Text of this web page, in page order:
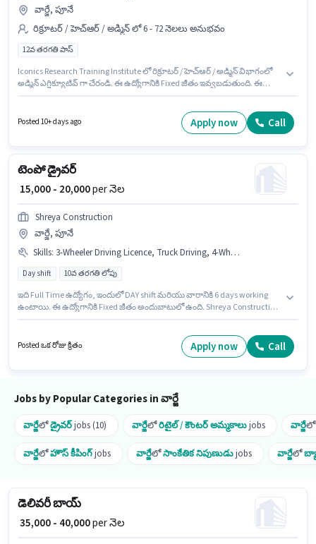
వార్జే, పూనే
రిక్రూటర్ / హెచ్ఆర్ / అడ్మిన్ లో 6 - 72 నెలలు అనుభవం
12వ తరగతి పాస్
Iconics Research Training Institute లో రిక్రూటర్ / హెచ్ఆర్ / అడ్మిన్ విభాగంలో
అడ్మిన్ ఎగ్జిక్యూటివ్ గా చేరండి. ఈ ఉద్యోగానికి Fixed జీతం ఇవ్వబడుతుంది. ఈ
ఉన్న వారికి కోసం, నెల జీతం ₹20000 ఉంటుంది.
Posted 10+ days ago Apply now Call
టెంపో డ్రైవర్
₹ 15,000 - 20,000per నెల
Shreya Construction
వార్జే, పూనే
Skills: 3-Wheeler Driving Licence, Truck Driving, 4-Wheeler Driving Licence
Day shift 10వ తరగతి లోపు
ఇది Full Time ఉద్యోగం, ఇందులో DAY shift మరియు వారానికి 6 days working
ఉంటాయి. ఈ ఉద్యోగానికి Fixed జీతం అందుబాటులో ఉంది. Shreya Construction
సంవత్సరాల అనుభవం ఉన్న వారికి కోసం అనుకూలంగా ఉంటుంది. మీరు నెలకు
₹20000 వరకు సంపాదించవచ్చు. ఈ ఉద్యోగానికి అవసరమైన డాక్యుమెంట్లు 3-
Posted ఒక రోజు క్రితం Apply now Call
Jobs by Popular Categories in వార్జే
వార్జేలోడ్రైవర్jobs (10) వార్జేలోరిటైల్ / కౌంటర్ అమ్మకాలుjobs వార్జే
వార్జేలోహౌస్ కీపింగ్jobs వార్జేలోసాంకేతిక నిపుణుడుjobs వార్జేలో
డెలివరీ బాయ్
₹ 35,000 - 40,000per నెల